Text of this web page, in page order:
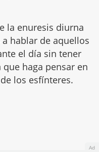
la enuresis diurna
hablar de aquellos
el día sin tener
haga pensar en
los esfínteres.
Ad